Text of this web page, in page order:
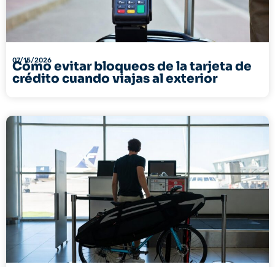
07/15/2026
Cómo evitar bloqueos de la tarjeta de
crédito cuando viajas al exterior